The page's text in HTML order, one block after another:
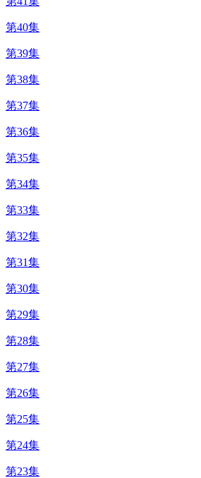
第40集
第39集
第38集
第37集
第36集
第35集
第34集
第33集
第32集
第31集
第30集
第29集
第28集
第27集
第26集
第25集
第24集
第23集